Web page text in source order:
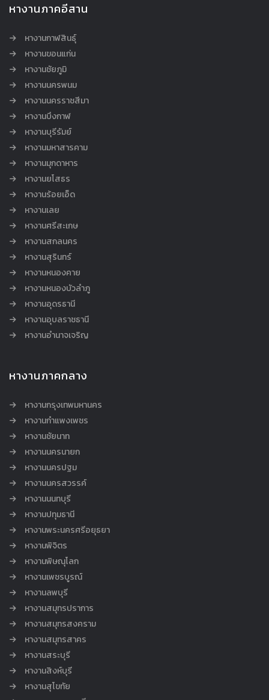
หางานภาคอีสาน
หางานกาฬสินธุ์
หางานขอนแก่น
หางานชัยภูมิ
หางานนครพนม
หางานนครราชสีมา
หางานบึงกาฬ
หางานบุรีรัมย์
หางานมหาสารคาม
หางานมุกดาหาร
หางานยโสธร
หางานร้อยเอ็ด
หางานเลย
หางานศรีสะเกษ
หางานสกลนคร
หางานสุรินทร์
หางานหนองคาย
หางานหนองบัวลำภู
หางานอุดรธานี
หางานอุบลราชธานี
หางานอำนาจเจริญ
หางานภาคกลาง
หางานกรุงเทพมหานคร
หางานกำแพงเพชร
หางานชัยนาท
หางานนครนายก
หางานนครปฐม
หางานนครสวรรค์
หางานนนทบุรี
หางานปทุมธานี
หางานพระนครศรีอยุธยา
หางานพิจิตร
หางานพิษณุโลก
หางานเพชรบูรณ์
หางานลพบุรี
หางานสมุทรปราการ
หางานสมุทรสงคราม
หางานสมุทรสาคร
หางานสระบุรี
หางานสิงห์บุรี
หางานสุโขทัย